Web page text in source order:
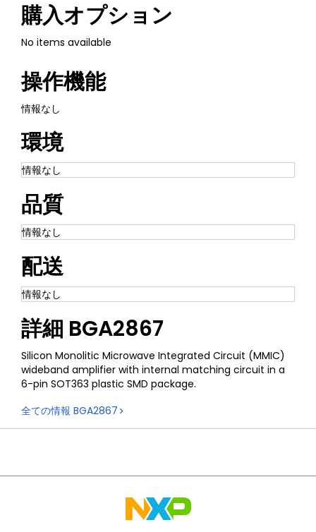
購入オプション
No items available
操作機能
情報なし
環境
情報なし
品質
情報なし
配送
情報なし
詳細 BGA2867
Silicon Monolitic Microwave Integrated Circuit (MMIC)
wideband amplifier with internal matching circuit in a
6-pin SOT363 plastic SMD package.
全ての情報 BGA2867